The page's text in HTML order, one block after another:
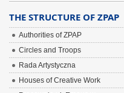
THE STRUCTURE OF ZPAP
Authorities of ZPAP
Circles and Troops
Rada Artystyczna
Houses of Creative Work